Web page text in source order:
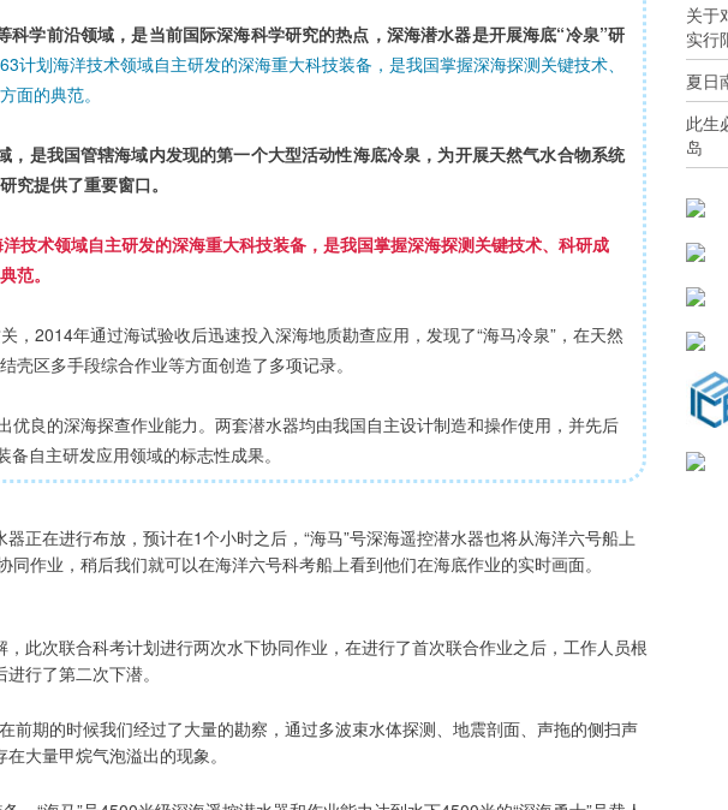
科学前沿领域，是当前国际深海科学研究的热点，深海潜水器是开展海底“冷泉”研
计划海洋技术领域自主研发的深海重大科技装备，是我国掌握深海探测关键技术、
面的典范。
，是我国管辖海域内发现的第一个大型活动性海底冷泉，为开展天然气水合物系统
究提供了重要窗口。
技术领域自主研发的深海重大科技装备，是我国掌握深海探测关键技术、科研成
范。
，2014年通过海试验收后迅速投入深海地质勘查应用，发现了“海马冷泉”，在天然
区多手段综合作业等方面创造了多项记录。
优良的深海探查作业能力。两套潜水器均由我国自主设计制造和操作使用，并先后
自主研发应用领域的标志性成果。
器正在进行布放，预计在1个小时之后，“海马”号深海遥控潜水器也将从海洋六号船上
作业，稍后我们就可以在海洋六号科考船上看到他们在海底作业的实时画面。
此次联合科考计划进行两次水下协同作业，在进行了首次联合作业之后，工作人员根
行了第二次下潜。
在前期的时候我们经过了大量的勘察，通过多波束水体探测、地震剖面、声拖的侧扫声
大量甲烷气泡溢出的现象。
关于
实行
夏日
此生
岛